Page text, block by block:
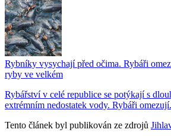
Rybníky vysychají před očima. Rybáři
ryby ve velkém
Rybářství v celé republice se potýkají s
extrémním nedostatek vody. Rybáři
Tento článek byl publikován ze zdrojů